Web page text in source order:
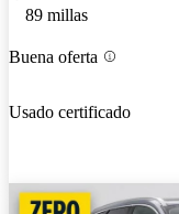
89 millas
Buena oferta
Usado certificado